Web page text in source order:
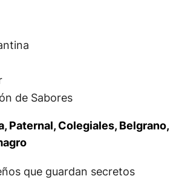
de Sabores
Paternal, Colegiales, Belgrano,
que guardan secretos